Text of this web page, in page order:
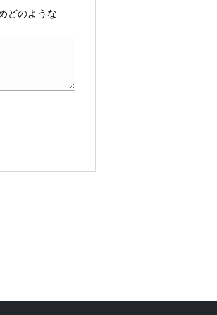
どのような